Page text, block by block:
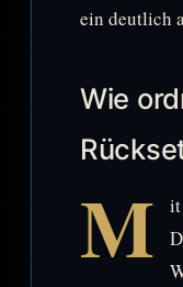
ein deutlich
Wie
M
it